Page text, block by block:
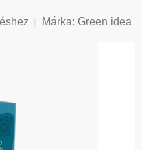
Márka: Green idea